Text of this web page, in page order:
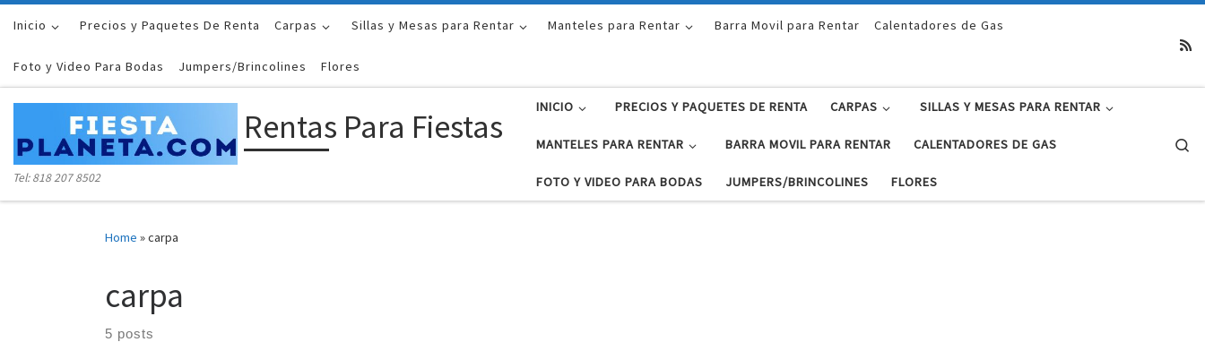
Skip to content
Inicio Precios y Paquetes De Renta Carpas Sillas y Mesas para Rentar Manteles para Rentar Barra Movil para Rentar Calentadores de Gas
Foto y Video Para Bodas Jumpers/Brincolines Flores
Rentas Para Fiestas
Tel: 818 207 8502
INICIO PRECIOS Y PAQUETES DE RENTA CARPAS SILLAS Y MESAS PARA RENTAR
MANTELES PARA RENTAR BARRA MOVIL PARA RENTAR CALENTADORES DE GAS
FOTO Y VIDEO PARA BODAS JUMPERS/BRINCOLINES FLORES
Home »carpa
carpa
5 posts